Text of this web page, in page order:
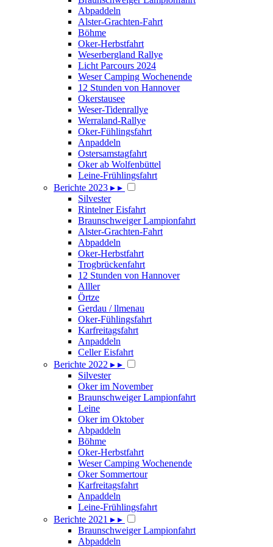
Abpaddeln
Alster-Grachten-Fahrt
Böhme
Oker-Herbstfahrt
Weserbergland Rallye
Licht Parcours 2024
Weser Camping Wochenende
12 Stunden von Hannover
Okerstausee
Weser-Tidenrallye
Werraland-Rallye
Oker-Fühlingsfahrt
Anpaddeln
Ostersamstagfahrt
Oker ab Wolfenbüttel
Leine-Frühlingsfahrt
Berichte 2023 ▸ ▸
Silvester
Rintelner Eisfahrt
Braunschweiger Lampionfahrt
Alster-Grachten-Fahrt
Abpaddeln
Oker-Herbstfahrt
Trogbrückenfahrt
12 Stunden von Hannover
Alller
Örtze
Gerdau / llmenau
Oker-Fühlingsfahrt
Karfreitagsfahrt
Anpaddeln
Celler Eisfahrt
Berichte 2022 ▸ ▸
Silvester
Oker im November
Braunschweiger Lampionfahrt
Leine
Oker im Oktober
Abpaddeln
Böhme
Oker-Herbstfahrt
Weser Camping Wochenende
Oker Sommertour
Karfreitagsfahrt
Anpaddeln
Leine-Frühlingsfahrt
Berichte 2021 ▸ ▸
Braunschweiger Lampionfahrt
Abpaddeln